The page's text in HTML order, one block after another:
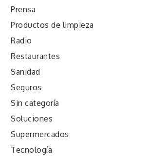
Prensa
Productos de limpieza
Radio
Restaurantes
Sanidad
Seguros
Sin categoría
Soluciones
Supermercados
Tecnología